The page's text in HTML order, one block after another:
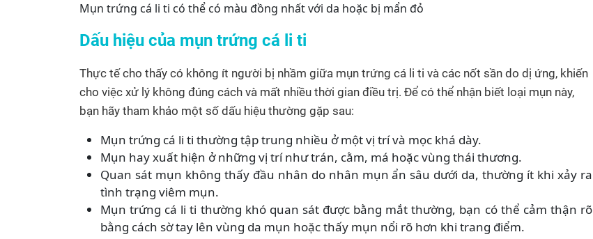
Mụn trứng cá li ti có thể có màu đồng nhất với da hoặc bị mẩn đỏ
Dấu hiệu của mụn trứng cá li ti
Thực tế cho thấy có không ít người bị nhầm giữa mụn trứng cá li ti và các nốt sần do dị ứng, khiến
cho việc xử lý không đúng cách và mất nhiều thời gian điều trị. Để có thể nhận biết loại mụn này,
bạn hãy tham khảo một số dấu hiệu thường gặp sau:
Mụn trứng cá li ti thường tập trung nhiều ở một vị trí và mọc khá dày.
Mụn hay xuất hiện ở những vị trí như trán, cằm, má hoặc vùng thái thương.
Quan sát mụn không thấy đầu nhân do nhân mụn ẩn sâu dưới da, thường ít khi xảy ra
tình trạng viêm mụn.
Mụn trứng cá li ti thường khó quan sát được bằng mắt thường, bạn có thể cảm thận rõ
bằng cách sờ tay lên vùng da mụn hoặc thấy mụn nổi rõ hơn khi trang điểm.